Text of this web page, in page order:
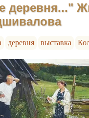
деревня..."
деревня выставка